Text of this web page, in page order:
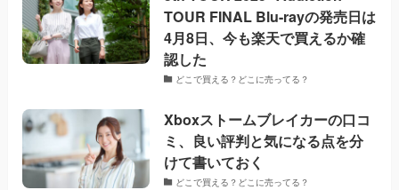
TOUR FINAL Blu-rayの発売日は
4月8日、今も楽天で買えるか確
認した
どこで買える？どこに売ってる？
Xboxストームブレイカーの口コ
ミ、良い評判と気になる点を分
けて書いておく
どこで買える？どこに売ってる？